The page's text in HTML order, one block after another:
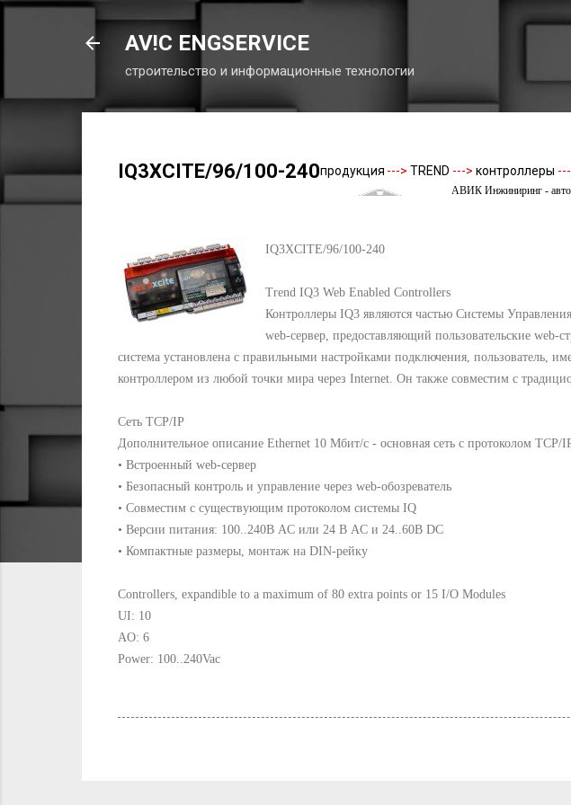
К
AV!C ENGSERVICE
строительство и информационные технологии
IQ3XCITE/96/100-240продукция ---> TREND ---> контроллеры
АВИК Инжиниринг -
IQ3XCITE/96/100-240
Trend IQ3 Web Enabled Controllers
Контроллеры IQ3 являются частью Системы
web-сервер, предоставляющий пользовательские
система установлена с правильными настройками подключения, пользователь,
контроллером из любой точки мира через Internet. Он также совместим с
Сеть TCP/IP
Дополнительное описание Ethernet 10 Мбит/с - основная сеть с протоколом TCP/
• Встроенный web-сервер
• Безопасный контроль и управление через web-обозреватель
• Совместим с существующим протоколом системы IQ
• Версии питания: 100..240В AC или 24 В AC и 24..60В DC
• Компактные размеры, монтаж на DIN-рейку
Controllers, expandible to a maximum of 80 extra points or 15 I/O Modules
UI: 10
AO: 6
Power: 100..240Vac